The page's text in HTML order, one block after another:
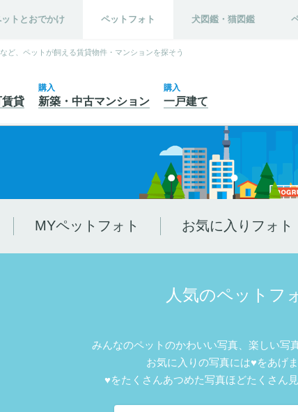
トとおでかけ ペットフォト 犬図鑑・猫図鑑
ど、ペットが飼える賃貸物件・マンションを探そう
賃貸
購入
新築・中古マンション
購入
一戸建て
MYペットフォト お気に入りフォト
人気のペットフ
みんなのペットのかわいい写真、楽しい写
お気に入りの写真には♥をあげま
♥をたくさんあつめた写真ほどたくさん